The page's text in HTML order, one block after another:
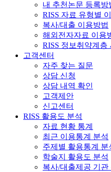
내 추천논문 등록방
RISS 자료 유형별
복사/대출 이용방법
해외전자자료 이용
RISS 정보취약계층
고객센터
자주 찾는 질문
상담 신청
상담 내역 확인
고객제안
신고센터
RISS 활용도 분석
자료 현황 통계
최근 이용통계 분석
주제별 활용통계 분
학술지 활용도 분석
복사/대출제공 기관